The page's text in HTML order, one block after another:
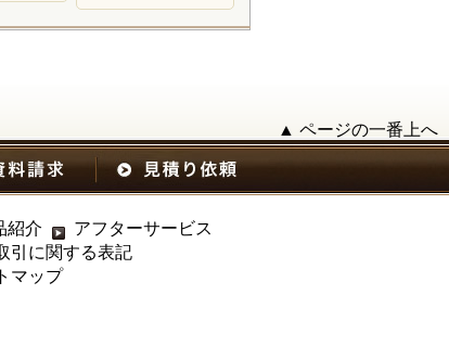
▲ ページの一番上へ
紹介
アフターサービス
引に関する表記
マップ